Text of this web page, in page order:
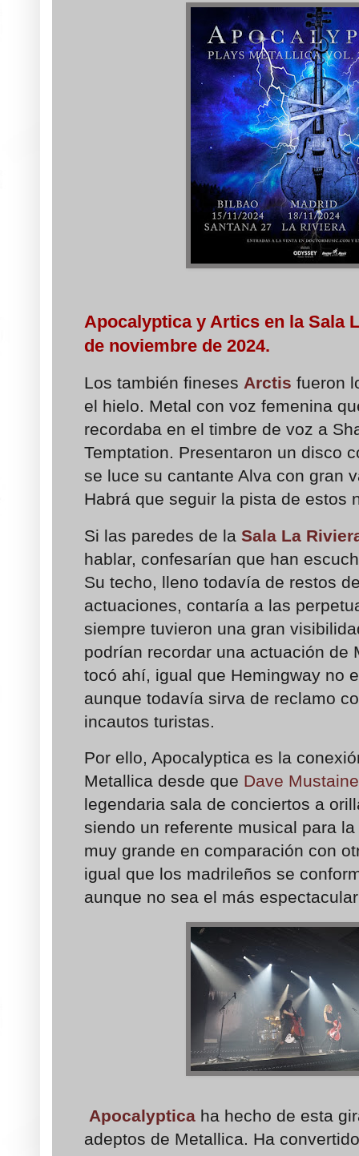
Apocalyptica y Artics en la Sala
de noviembre de 2024.
Los también fineses Arctis fueron
el hielo. Metal con voz femenina
recordaba en el timbre de voz a
Temptation. Presentaron un disco
se luce su cantante Alva con gran
Habrá que seguir la pista de estos
Si las paredes de la Sala La
hablar, confesarían que han
Su techo, lleno todavía de restos
actuaciones, contaría a las
siempre tuvieron una gran
podrían recordar una actuación de
tocó ahí, igual que Hemingway no
aunque todavía sirva de reclamo
incautos turistas.
Por ello, Apocalyptica es la
Metallica desde que Dave Mustaine
legendaria sala de conciertos a
siendo un referente musical para
muy grande en comparación con
igual que los madrileños se
aunque no sea el más
Apocalyptica ha hecho de esta
adeptos de Metallica. Ha